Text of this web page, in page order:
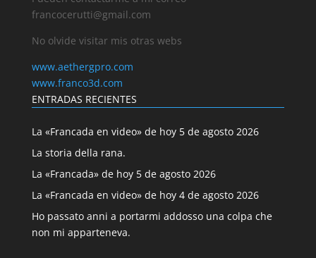
francocerutti@gmail.com
No olvide visitar mis otras webs
www.aethergpro.com
www.franco3d.com
ENTRADAS RECIENTES
La «Francada en video» de hoy 5 de agosto 2026
La storia della rana.
La «Francada» de hoy 5 de agosto 2026
La «Francada en video» de hoy 4 de agosto 2026
Ho passato anni a portarmi addosso una colpa che
non mi apparteneva.